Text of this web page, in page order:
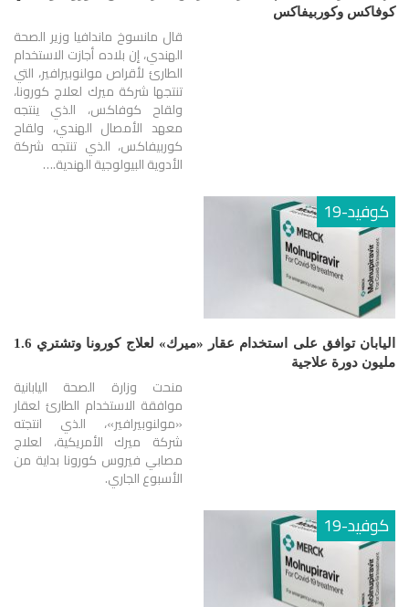
كوفاكس وكوربيفاكس
قال مانسوخ ماندافيا وزير الصحة
الهندي، إن بلاده أجازت الاستخدام
الطارئ لأقراص مولنوبيرافير، التي
تنتجها شركة ميرك لعلاج كورونا،
ولقاح كوفاكس، الذي ينتجه
معهد الأمصال الهندي، ولقاح
كوربيفاكس، الذي تنتجه شركة
الأدوية البيولوجية الهندية.…
كوفيد-19
اليابان توافق على استخدام عقار «ميرك» لعلاج كورونا وتشتري 1.6
مليون دورة علاجية
منحت وزارة الصحة اليابانية
موافقة الاستخدام الطارئ لعقار
«مولنوبيرافير»، الذي انتجته
شركة ميرك الأمريكية، لعلاج
مصابي فيروس كورونا بداية من
الأسبوع الجاري.
كوفيد-19